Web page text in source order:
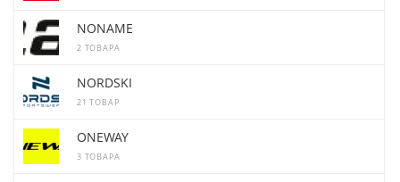
NONAME
2 ТОВАРА
NORDSKI
21 ТОВАР
ONEWAY
3 ТОВАРА